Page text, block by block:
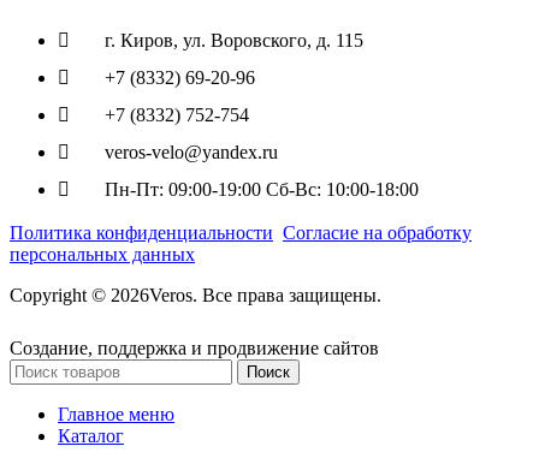
г. Киров, ул. Воровского, д. 115
+7 (8332) 69-20-96
+7 (8332) 752-754
veros-velo@yandex.ru
Пн-Пт: 09:00-19:00 Сб-Вс: 10:00-18:00
Политика конфиденциальности Согласие на обработку
персональных данных
Copyright © 2026Veros. Все права защищены.
Создание, поддержка и продвижение сайтов
Поиск
Главное меню
Каталог